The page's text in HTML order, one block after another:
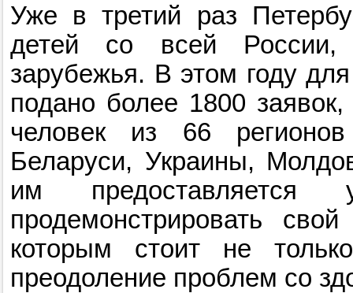
Уже в третий раз
детей со всей
зарубежья. В этом году
подано более 1800
человек из 66
Беларуси, Украины,
им предоставляется
продемонстрировать
которым стоит не
преодоление проблем со